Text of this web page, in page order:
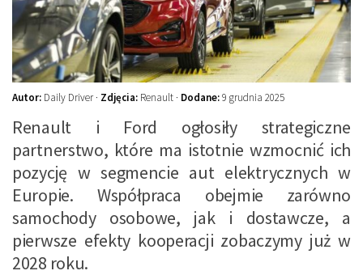
Galerie
Autor: Daily Driver · Zdjęcia: Renault · Dodane:9 grudnia 2025
Renault i Ford ogłosiły strategiczne
partnerstwo, które ma istotnie wzmocnić ich
pozycję w segmencie aut elektrycznych w
Europie. Współpraca obejmie zarówno
samochody osobowe, jak i dostawcze, a
pierwsze efekty kooperacji zobaczymy już w
2028 roku.